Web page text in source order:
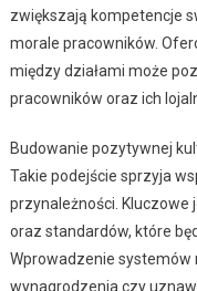
zwiększają kompetencje
morale pracowników.
między działami może
pracowników oraz ich
Budowanie pozytywnej
Takie podejście sprzyja
przynależności. Kluczowe
oraz standardów, które
Wprowadzenie
wynagrodzenia czy